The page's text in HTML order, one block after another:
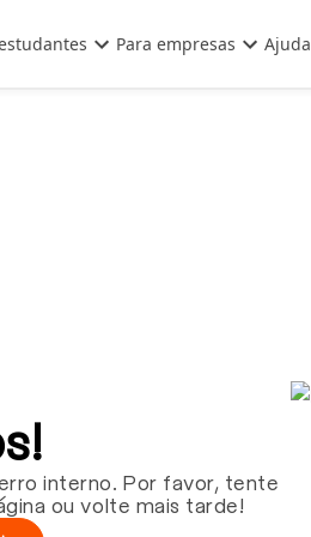
Para empresas Ajuda
interno. Por favor, tente
ou volte mais tarde!